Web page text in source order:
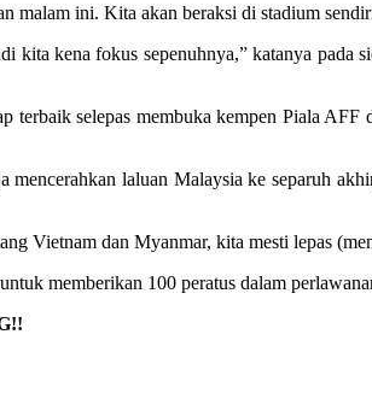
malam ini. Kita akan beraksi di stadium
kita kena fokus sepenuhnya,” katanya pada
terbaik selepas membuka kempen Piala
mencerahkan laluan Malaysia ke separuh
Vietnam dan Myanmar, kita mesti lepas
memberikan 100 peratus dalam